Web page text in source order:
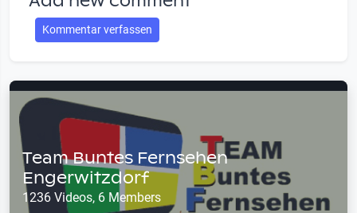
Kommentar verfassen
Team Buntes Fernsehen
Engerwitzdorf
1236 Videos, 6 Members